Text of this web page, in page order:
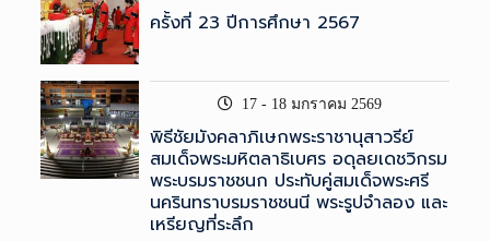
ครั้งที่ 23 ปีการศึกษา 2567
17 - 18 มกราคม 2569
พิธีชัยมังคลาภิเษกพระราชานุสาวรีย์
สมเด็จพระมหิตลาธิเบศร อดุลยเดชวิกรม
พระบรมราชชนก ประทับคู่สมเด็จพระศรี
นครินทราบรมราชชนนี พระรูปจำลอง และ
เหรียญที่ระลึก